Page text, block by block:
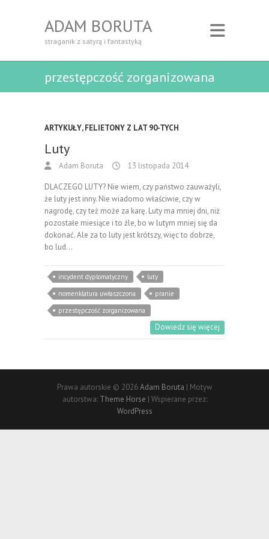
ADAM BORUTA
straganik z satyrą i fantastyką
przestępczość zorganizowana
ARTYKUŁY,FELIETONY Z LAT 90-TYCH
Luty
Adam Boruta 13 listopada 2014
DLACZEGO LUTY? Nie wiem, czy państwo zauważyli,
że luty jest inny. Nie wiadomo właściwie, czy w
nagrodę, czy też może za karę. Luty ma mniej dni, niż
pozostałe miesiące i to źle, bo w lutym mniej się da
dokonać. Ale za to luty jest krótszy, więc to dobrze,
bo lud…
incydent dyplomatyczny
luty
nomenklatura uwłaszczona
pranie
przestępczość zorganizowana
Dowiedz się więcej
Prawa autorskie © 2026Adam Boruta | Motyw
autorstwa: Theme Horse | Wspierane przez:
WordPress